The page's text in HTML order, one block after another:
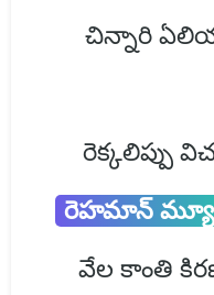
చిన్నారి
రెక్కలిప్పు
రెహమాన్
వేల కాంతి